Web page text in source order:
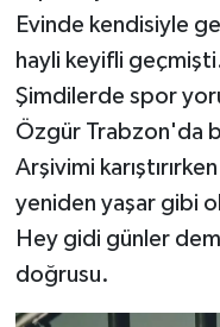
Evinde kendisiyle
hayli keyifli
Şimdilerde spor
Özgür Trabzon'da
Arşivimi
yeniden yaşar gibi
Hey gidi günler
doğrusu.